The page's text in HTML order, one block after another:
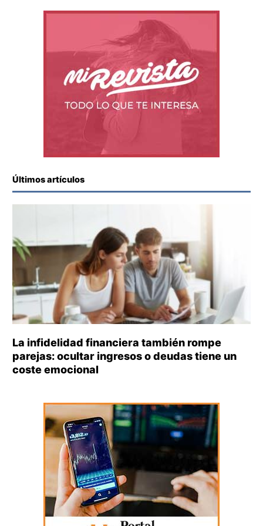
Últimos artículos
La infidelidad financiera también rompe
parejas: ocultar ingresos o deudas tiene un
coste emocional